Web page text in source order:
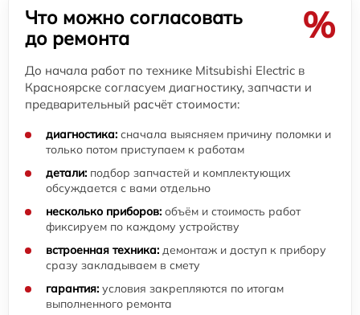
Что можно согласовать
до ремонта
%
До начала работ по технике Mitsubishi Electric в
Красноярске согласуем диагностику, запчасти и
предварительный расчёт стоимости:
диагностика: сначала выясняем причину поломки и
только потом приступаем к работам
детали: подбор запчастей и комплектующих
обсуждается с вами отдельно
несколько приборов: объём и стоимость работ
фиксируем по каждому устройству
встроенная техника: демонтаж и доступ к прибору
сразу закладываем в смету
гарантия: условия закрепляются по итогам
выполненного ремонта